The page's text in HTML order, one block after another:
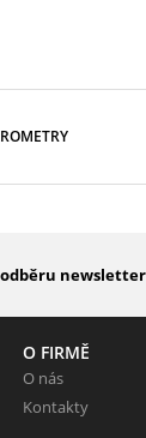
O FIRMĚ
O nás
Kontakty